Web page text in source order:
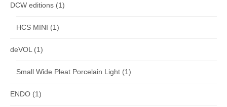
DCW editions (1)
HCS MINI (1)
deVOL (1)
Small Wide Pleat Porcelain Light (1)
ENDO (1)